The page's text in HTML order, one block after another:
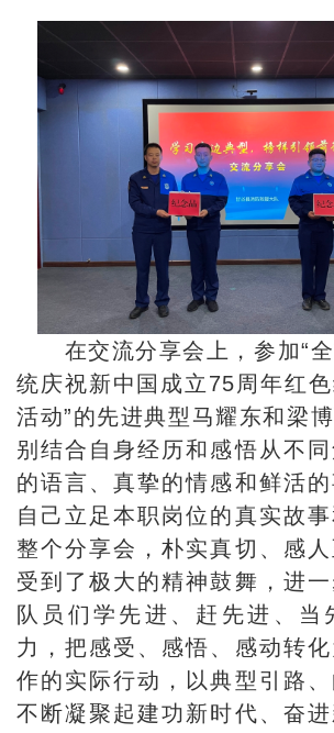
在交流分享会上，参加“
统庆祝新中国成立75周年红
活动”的先进典型马耀东和梁
别结合自身经历和感悟从不
的语言、真挚的情感和鲜活
自己立足本职岗位的真实故事
整个分享会，朴实真切、感
受到了极大的精神鼓舞，进
队员们学先进、赶先进、当
力，把感受、感悟、感动转
作的实际行动，以典型引路、
不断凝聚起建功新时代、奋